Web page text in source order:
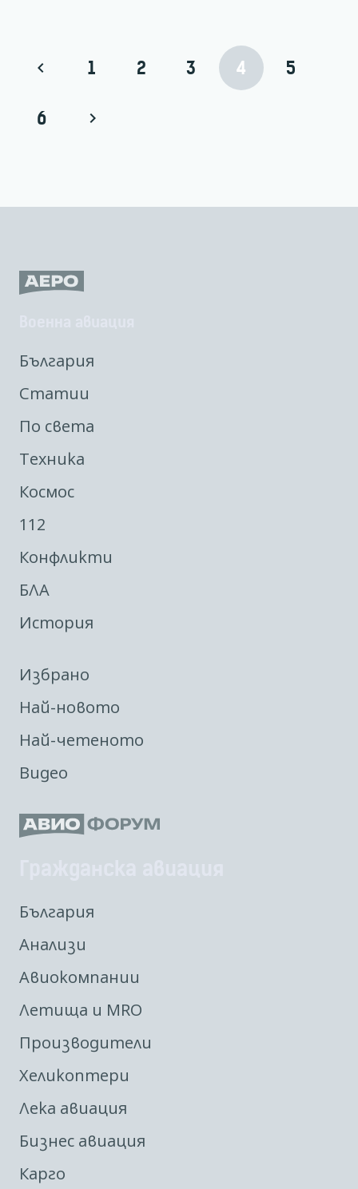
1 2 3 4 5
6
България
Статии
По света
Техника
Космос
112
Конфликти
БЛА
История
Избрано
Най-новото
Най-четеното
Видео
България
Анализи
Авиокомпании
Летища и MRO
Производители
Хеликоптери
Лека авиация
Бизнес авиация
Карго